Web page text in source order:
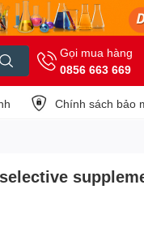
Gọi mua hàng
0856 663 669
Chính sách bảo